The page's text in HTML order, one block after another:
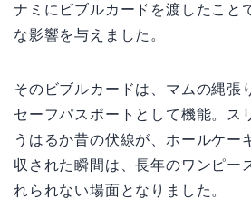
ナミにビブルカードを渡したこと
な影響を与えました。
そのビブルカードは、マムの縄張
セーフパスポートとして機能。ス
うはるか昔の伏線が、ホールケー
収された瞬間は、長年のワンピー
れられない場面となりました。